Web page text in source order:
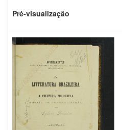
Pré-visualização